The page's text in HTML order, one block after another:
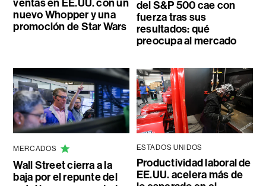
ventas en EE.UU. con un
nuevo Whopper y una
promoción de Star Wars
del S&P 500 cae con
fuerza tras sus
resultados: qué
preocupa al mercado
MERCADOS
Wall Street cierra a la
baja por el repunte del
ESTADOS UNIDOS
Productividad laboral de
EE.UU. acelera más de